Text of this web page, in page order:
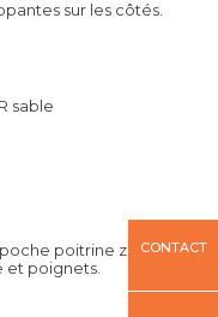
sur les côtés.
sable
poitrine zippée, 2
et poignets.
CONTACT